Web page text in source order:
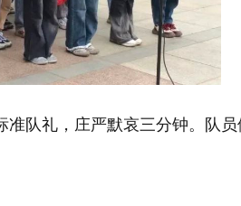
队礼，庄严默哀三分钟。队